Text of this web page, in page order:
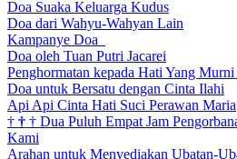
Doa Suaka Keluarga Kudus
Doa dari Wahyu-Wahyan Lain
Kampanye Doa
Doa oleh Tuan Putri Jacarei
Penghormatan kepada Hati Yang Murni
Doa untuk Bersatu dengan Cinta Ilahi
Api Api Cinta Hati Suci Perawan Maria
† † † Dua Puluh Empat Jam
Kami
Arahan untuk Menyediakan Ubatan-